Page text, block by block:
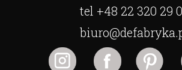
tel +48 22 320 29